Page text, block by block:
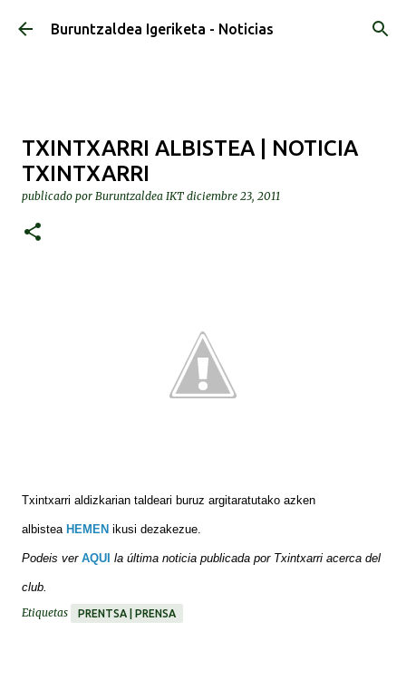
Ir al contenido principal
Buruntzaldea Igeriketa - Noticias
TXINTXARRI ALBISTEA | NOTICIA
TXINTXARRI
publicado por Buruntzaldea IKT diciembre 23, 2011
Txintxarri aldizkarian taldeari buruz argitaratutako azken
albistea HEMEN ikusi dezakezue.
Podeis ver AQUI la última noticia publicada por Txintxarri acerca del
club.
Etiquetas
PRENTSA | PRENSA